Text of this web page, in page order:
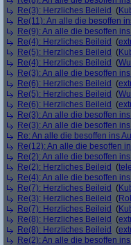
Re(3): Herzliches Beileid (
Re(11): An alle die besoffen
Re(9): An alle die besoffen
Re(4): Herzliches Beileid (
Re(5): Herzliches Beileid (
Re(4): Herzliches Beileid (
Re(3): An alle die besoffen
Re(6): Herzliches Beileid (
Re(5): Herzliches Beileid (
Re(6): Herzliches Beileid (
Re(3): An alle die besoffen
Re(3): An alle die besoffen
Re: An alle die besoffen ins
Re(12): An alle die besoffen
Re(2): An alle die besoffen
Re(2): Herzliches Beileid (
Re(4): An alle die besoffen
Re(7): Herzliches Beileid (
Re(3): Herzliches Beileid (
Re(7): Herzliches Beileid (
Re(8): Herzliches Beileid (
Re(8): Herzliches Beileid (
Re(2): An alle die besoffen